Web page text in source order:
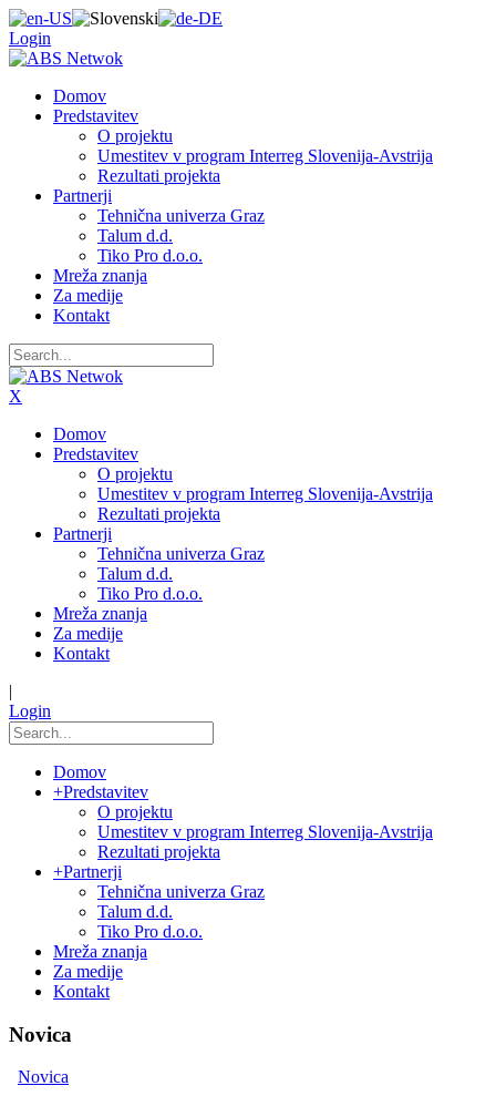
Login
Domov
Predstavitev
O projektu
Umestitev v program Interreg Slovenija-Avstrija
Rezultati projekta
Partnerji
Tehnična univerza Graz
Talum d.d.
Tiko Pro d.o.o.
Mreža znanja
Za medije
Kontakt
X
Domov
Predstavitev
O projektu
Umestitev v program Interreg Slovenija-Avstrija
Rezultati projekta
Partnerji
Tehnična univerza Graz
Talum d.d.
Tiko Pro d.o.o.
Mreža znanja
Za medije
Kontakt
|
Login
Domov
+Predstavitev
O projektu
Umestitev v program Interreg Slovenija-Avstrija
Rezultati projekta
+Partnerji
Tehnična univerza Graz
Talum d.d.
Tiko Pro d.o.o.
Mreža znanja
Za medije
Kontakt
Novica
Novica